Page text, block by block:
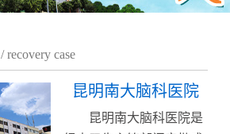
/ recovery case
昆明南大脑科医院
昆明南大脑科医院是